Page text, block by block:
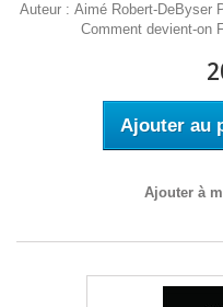
Auteur : Aimé Robert-DeByser
Comment devient-on
Ajouter au
Ajouter à